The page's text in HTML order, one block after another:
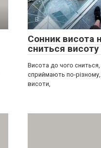
В
Сонник висота
сниться висоту
Висота до чого
сприймають по-різному,
висоти,